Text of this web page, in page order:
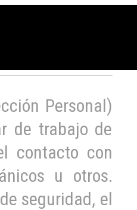
Personal)
de trabajo de
contacto con
u otros.
seguridad, el